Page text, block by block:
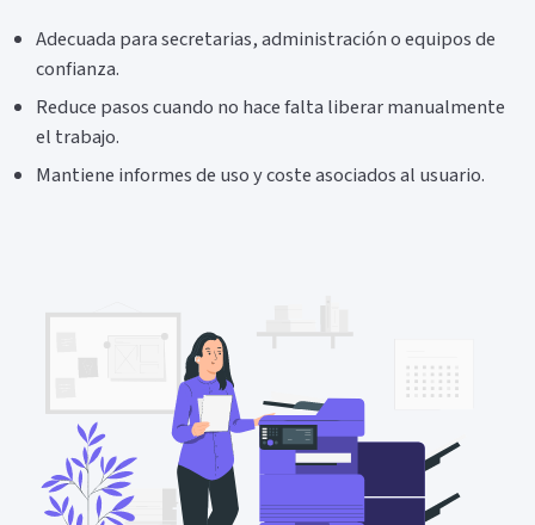
Adecuada para secretarias, administración o equipos de
confianza.
Reduce pasos cuando no hace falta liberar manualmente
el trabajo.
Mantiene informes de uso y coste asociados al usuario.